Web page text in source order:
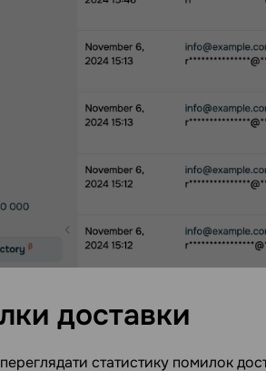
доставки
статистику помилок